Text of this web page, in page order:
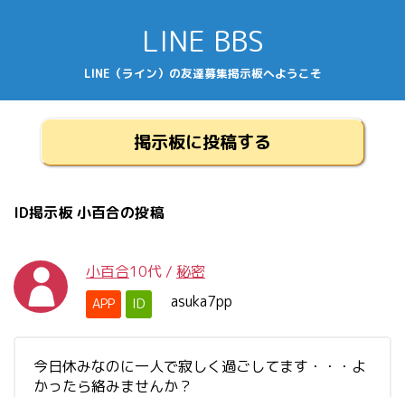
LINE BBS
LINE（ライン）の友達募集掲示板へようこそ
掲示板に投稿する
ID掲示板 小百合の投稿
小百合10代 / 秘密
APP ID asuka7pp
今日休みなのに一人で寂しく過ごしてます・・・よ
かったら絡みませんか？